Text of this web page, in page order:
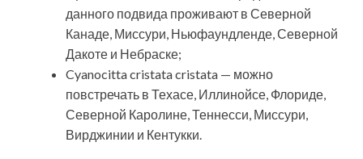
данного подвида проживают в Северной
Канаде, Миссури, Ньюфаундленде, Северной
Дакоте и Небраске;
Cyanocitta cristata cristata — можно
повстречать в Техасе, Иллинойсе, Флориде,
Северной Каролине, Теннесси, Миссури,
Вирджинии и Кентукки.